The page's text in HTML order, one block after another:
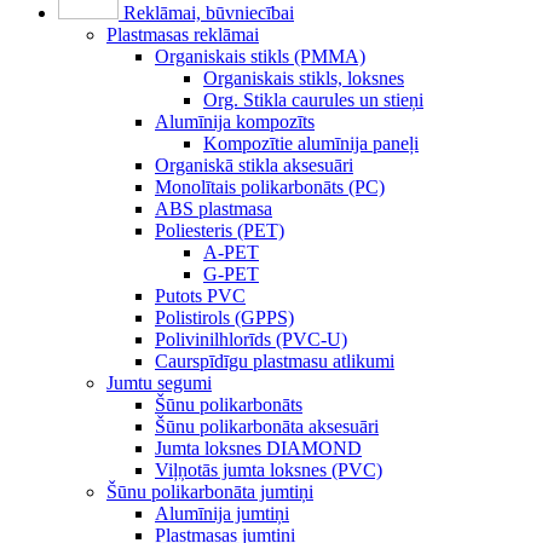
Reklāmai, būvniecībai
Plastmasas reklāmai
Organiskais stikls (PMMA)
Organiskais stikls, loksnes
Org. Stikla caurules un stieņi
Alumīnija kompozīts
Kompozītie alumīnija paneļi
Organiskā stikla aksesuāri
Monolītais polikarbonāts (PC)
ABS plastmasa
Poliesteris (PET)
A-PET
G-PET
Putots PVC
Polistirols (GPPS)
Polivinilhlorīds (PVC-U)
Caurspīdīgu plastmasu atlikumi
Jumtu segumi
Šūnu polikarbonāts
Šūnu polikarbonāta aksesuāri
Jumta loksnes DIAMOND
Viļņotās jumta loksnes (PVC)
Šūnu polikarbonāta jumtiņi
Alumīnija jumtiņi
Plastmasas jumtiņi